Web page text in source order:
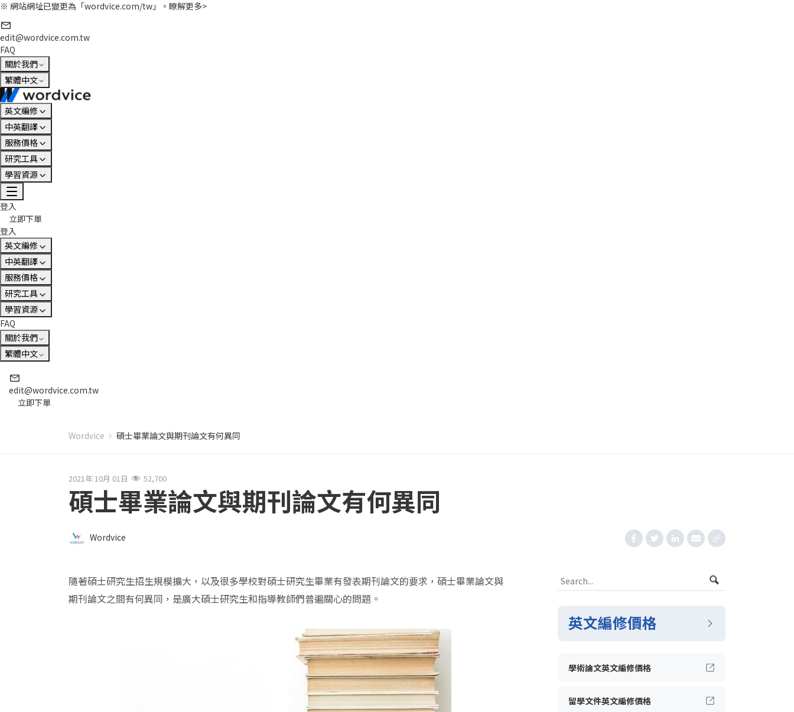
※ 網站網址已變更為「wordvice.com/tw」。 瞭解更多>
edit@wordvice.com.tw
FAQ
關於我們
繁體中文
英文編修
中英翻譯
服務價格
研究工具
學習資源
登入
立即下單
登入
英文編修
中英翻譯
服務價格
研究工具
學習資源
FAQ
關於我們
繁體中文
edit@wordvice.com.tw
立即下單
Wordvice 碩士畢業論文與期刊論文有何異同
2021年 10月 01日 52,700
碩士畢業論文與期刊論文有何異同
Wordvice
隨著碩士研究生招生規模擴大，以及很多學校對碩士研究生畢業有發表期刊論文的要求，碩士畢業論文與
期刊論文之間有何異同，是廣大碩士研究生和指導教師們普遍關心的問題。
英文編修價格
學術論文英文編修價格
留學文件英文編修價格